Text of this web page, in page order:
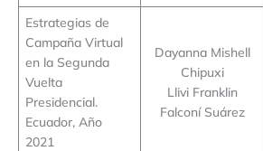
Estrategias de
Campaña Virtual
en la Segunda
Vuelta
Presidencial.
Ecuador, Año
2021
Dayanna Mishell
Chipuxi
Llivi Franklin
Falconí Suárez